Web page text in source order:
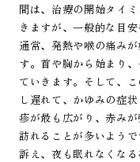
間は、治療の開始タイ
きますが、一般的な目
通常、発熱や喉の痛み
す。首や胸から始まり
ていきます。そして、
し遅れて、かゆみの症
疹が最も広がり、赤み
訪れることが多いよう
訴え、夜も眠れなくな